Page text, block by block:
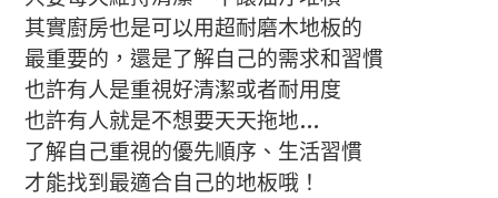
其實廚房也是可以用超耐磨木地板的
最重要的，還是了解自己的需求和習慣
也許有人是重視好清潔或者耐用度
也許有人就是不想要天天拖地…
了解自己重視的優先順序、生活習慣
才能找到最適合自己的地板哦！